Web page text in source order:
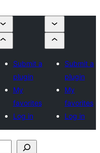
Submit a
plugin
My
favorites
Log in
Submit a
plugin
My
favorites
Log in